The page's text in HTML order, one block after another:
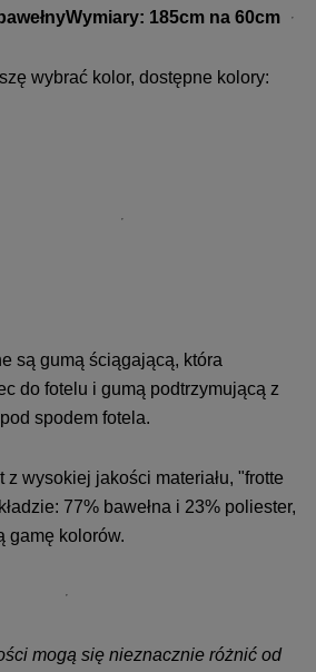
Wymiary: 185cm na 60cm
wybrać kolor, dostępne kolory:
są gumą ściągającą, która
do fotelu i gumą podtrzymującą z
spodem fotela.
z wysokiej jakości materiału, "frotte
77% bawełna i 23% poliester,
gamę kolorów.
mogą się nieznacznie różnić od